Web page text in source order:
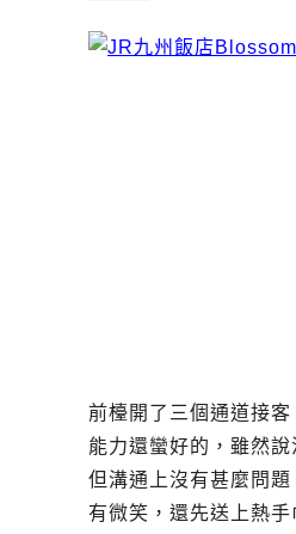
前檯開了三個通道接
能力還蠻好的，雖然說
但溝通上沒有甚麼問
有微笑，還先送上熱手